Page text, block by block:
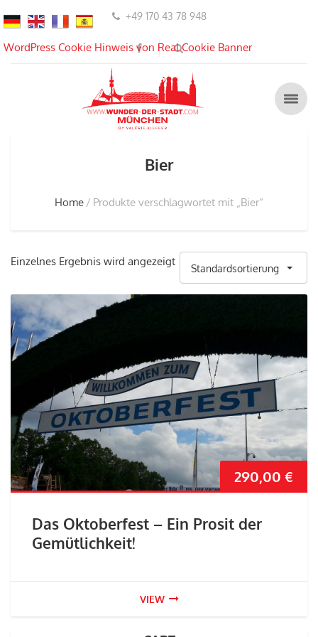
+49 170 43 78 948
Bier
Home Produkte verschlagwortet mit „Bier“
Einzelnes Ergebnis wird angezeigt
Standardsortierung
290,00 €
Das Oktoberfest – Ein Prosit der
Gemütlichkeit!
VIEW
WordPress Cookie Hinweis von Real Cookie Banner